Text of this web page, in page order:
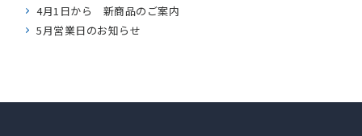
4月1日から 新商品のご案内
5月営業日のお知らせ